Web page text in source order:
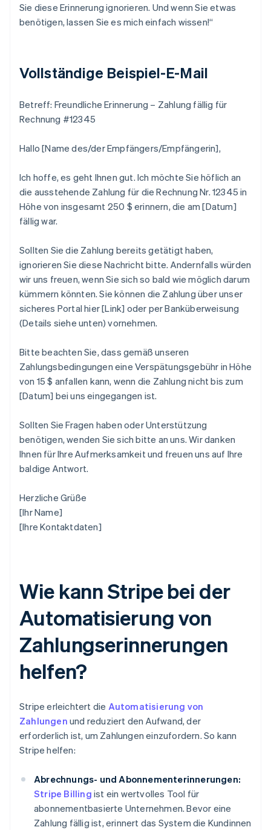
Sie diese Erinnerung ignorieren. Und wenn Sie etwas
benötigen, lassen Sie es mich einfach wissen!“
Vollständige Beispiel-E-Mail
Betreff: Freundliche Erinnerung – Zahlung fällig für
Rechnung #12345
Hallo [Name des/der Empfängers/Empfängerin],
Ich hoffe, es geht Ihnen gut. Ich möchte Sie höflich an
die ausstehende Zahlung für die Rechnung Nr. 12345 in
Höhe von insgesamt 250 $ erinnern, die am [Datum]
fällig war.
Sollten Sie die Zahlung bereits getätigt haben,
ignorieren Sie diese Nachricht bitte. Andernfalls würden
wir uns freuen, wenn Sie sich so bald wie möglich darum
kümmern könnten. Sie können die Zahlung über unser
sicheres Portal hier [Link] oder per Banküberweisung
(Details siehe unten) vornehmen.
Bitte beachten Sie, dass gemäß unseren
Zahlungsbedingungen eine Verspätungsgebühr in Höhe
von 15 $ anfallen kann, wenn die Zahlung nicht bis zum
[Datum] bei uns eingegangen ist.
Sollten Sie Fragen haben oder Unterstützung
benötigen, wenden Sie sich bitte an uns. Wir danken
Ihnen für Ihre Aufmerksamkeit und freuen uns auf Ihre
baldige Antwort.
Herzliche Grüße
[Ihr Name]
[Ihre Kontaktdaten]
Wie kann Stripe bei der
Automatisierung von
Zahlungserinnerungen
helfen?
Stripe erleichtert die Automatisierung von
Zahlungen und reduziert den Aufwand, der
erforderlich ist, um Zahlungen einzufordern. So kann
Stripe helfen:
Abrechnungs- und Abonnementerinnerungen:
Stripe Billing ist ein wertvolles Tool für
abonnementbasierte Unternehmen. Bevor eine
Zahlung fällig ist, erinnert das System die Kundinnen